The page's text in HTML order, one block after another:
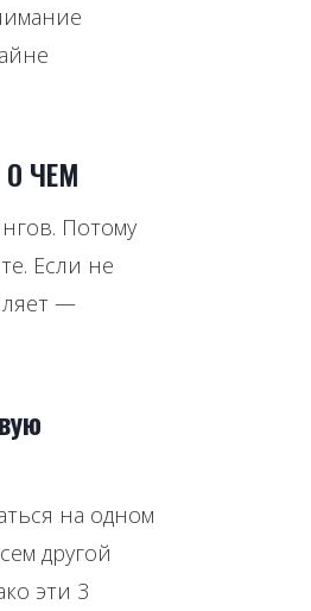
О ЧЕМ
Потому
Если не
—
на одном
другой
эти 3